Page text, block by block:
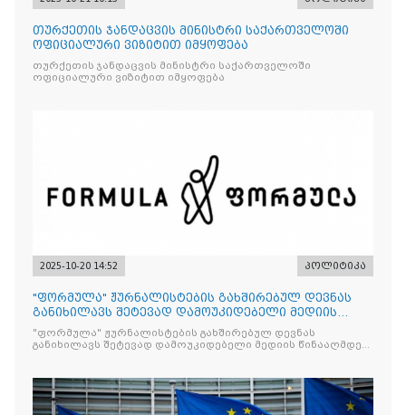
თურქეთის ჯანდაცვის მინისტრი საქართველოში
ოფიციალური ვიზიტით იმყოფება
თურქეთის ჯანდაცვის მინისტრი საქართველოში
ოფიციალური ვიზიტით იმყოფება
2025-10-20 14:52 პოლიტიკა
"ფორმულა" ჟურნალისტების გახშირებულ დევნას
განიხილავს შეტევად დამოუკიდებელი მედიის
წინააღმდ
"ფორმულა" ჟურნალისტების გახშირებულ დევნას
განიხილავს შეტევად დამოუკიდებელი მედიის წინააღმდეგ,